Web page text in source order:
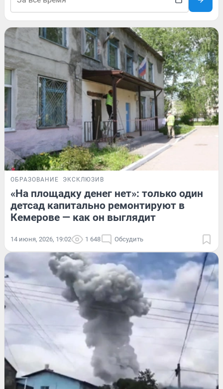
ОБРАЗОВАНИЕ ЭКСКЛЮЗИВ
«На площадку денег нет»: только один
детсад капитально ремонтируют в
Кемерове — как он выглядит
14 июня, 2026, 19:02 1 648 Обсудить